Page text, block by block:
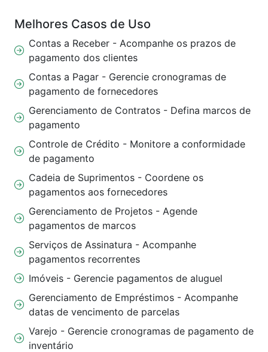
Melhores Casos de Uso
Contas a Receber - Acompanhe os prazos de
pagamento dos clientes
Contas a Pagar - Gerencie cronogramas de
pagamento de fornecedores
Gerenciamento de Contratos - Defina marcos de
pagamento
Controle de Crédito - Monitore a conformidade
de pagamento
Cadeia de Suprimentos - Coordene os
pagamentos aos fornecedores
Gerenciamento de Projetos - Agende
pagamentos de marcos
Serviços de Assinatura - Acompanhe
pagamentos recorrentes
Imóveis - Gerencie pagamentos de aluguel
Gerenciamento de Empréstimos - Acompanhe
datas de vencimento de parcelas
Varejo - Gerencie cronogramas de pagamento de
inventário